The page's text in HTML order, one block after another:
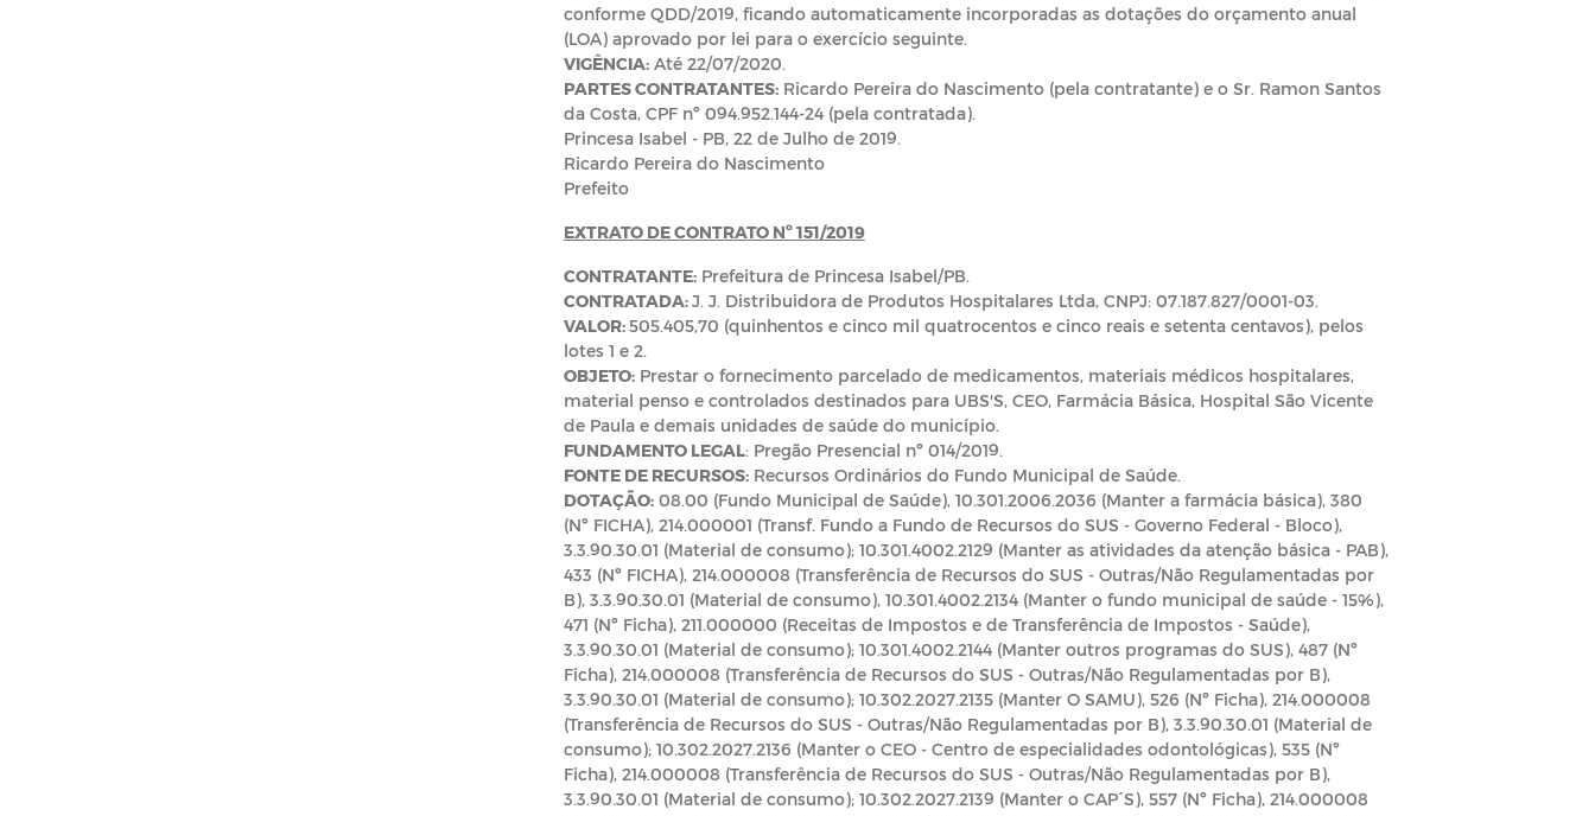
conforme QDD/2019, ficando automaticamente incorporadas as dotações do orçamento anual
(LOA) aprovado por lei para o exercício seguinte.
VIGÊNCIA:Até 22/07/2020.
PARTES CONTRATANTES:Ricardo Pereira do Nascimento (pela contratante) e o Sr. Ramon Santos
da Costa, CPF nº 094.952.144-24 (pela contratada).
Princesa Isabel - PB, 22 de Julho de 2019.
Ricardo Pereira do Nascimento
Prefeito
EXTRATO DE CONTRATO Nº 151/2019
CONTRATANTE:Prefeitura de Princesa Isabel/PB.
CONTRATADA:J. J. Distribuidora de Produtos Hospitalares Ltda, CNPJ: 07.187.827/0001-03.
VALOR:505.405,70 (quinhentos e cinco mil quatrocentos e cinco reais e setenta centavos), pelos
lotes 1 e 2.
OBJETO:Prestar o fornecimento parcelado de medicamentos, materiais médicos hospitalares,
material penso e controlados destinados para UBS'S, CEO, Farmácia Básica, Hospital São Vicente
de Paula e demais unidades de saúde do município.
FUNDAMENTO LEGAL: Pregão Presencial nº 014/2019.
FONTE DE RECURSOS:Recursos Ordinários do Fundo Municipal de Saúde.
DOTAÇÃO:08.00 (Fundo Municipal de Saúde), 10.301.2006.2036 (Manter a farmácia básica), 380
(Nº FICHA), 214.000001 (Transf. Fundo a Fundo de Recursos do SUS - Governo Federal - Bloco),
3.3.90.30.01 (Material de consumo); 10.301.4002.2129 (Manter as atividades da atenção básica - PAB),
433 (Nº FICHA), 214.000008 (Transferência de Recursos do SUS - Outras/Não Regulamentadas por
B), 3.3.90.30.01 (Material de consumo), 10.301.4002.2134 (Manter o fundo municipal de saúde - 15%),
471 (Nº Ficha), 211.000000 (Receitas de Impostos e de Transferência de Impostos - Saúde),
3.3.90.30.01 (Material de consumo); 10.301.4002.2144 (Manter outros programas do SUS), 487 (Nº
Ficha), 214.000008 (Transferência de Recursos do SUS - Outras/Não Regulamentadas por B),
3.3.90.30.01 (Material de consumo); 10.302.2027.2135 (Manter O SAMU), 526 (Nº Ficha), 214.000008
(Transferência de Recursos do SUS - Outras/Não Regulamentadas por B), 3.3.90.30.01 (Material de
consumo); 10.302.2027.2136 (Manter o CEO - Centro de especialidades odontológicas), 535 (Nº
Ficha), 214.000008 (Transferência de Recursos do SUS - Outras/Não Regulamentadas por B),
3.3.90.30.01 (Material de consumo); 10.302.2027.2139 (Manter o CAP´S), 557 (Nº Ficha), 214.000008